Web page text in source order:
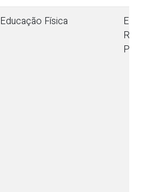
Educação Física